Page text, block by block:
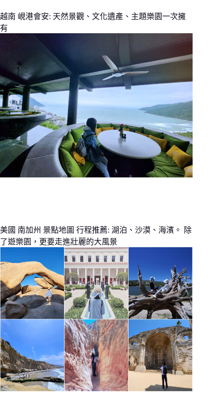
越南 峴港會安: 天然景觀、文化遺產、主題樂園一次擁
有
美國 南加州 景點地圖 行程推薦: 湖泊、沙漠、海濱。 除
了遊樂園，更要走進壯麗的大風景